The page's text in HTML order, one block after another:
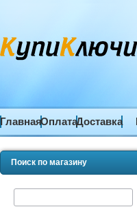
ГлавнаяОплатаДоставка
Поиск по магазину